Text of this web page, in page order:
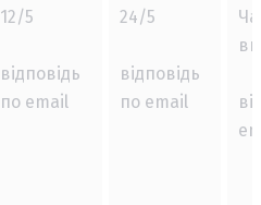
12/5
відповідь
по email
24/5
відповідь
по email